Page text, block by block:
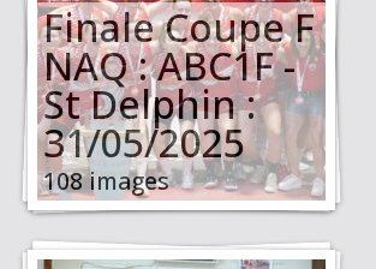
Finale Coupe F
NAQ : ABC1F -
St Delphin :
31/05/2025
108 images